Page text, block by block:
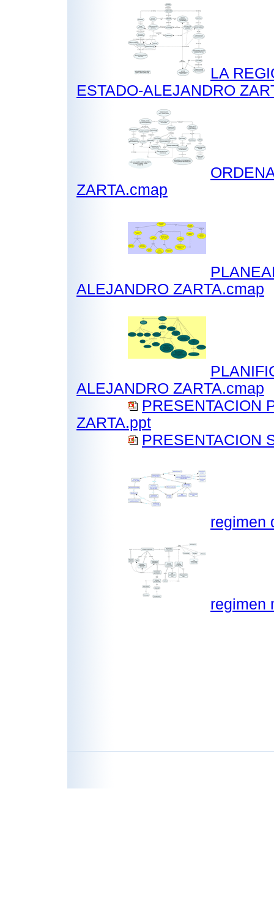
LA
ESTADO-ALEJANDRO
ZARTA.cmap
ALEJANDRO ZARTA.cmap
ALEJANDRO ZARTA.cmap
PRESENTACION
ZARTA.ppt
PRESENTACION
regimen
regimen